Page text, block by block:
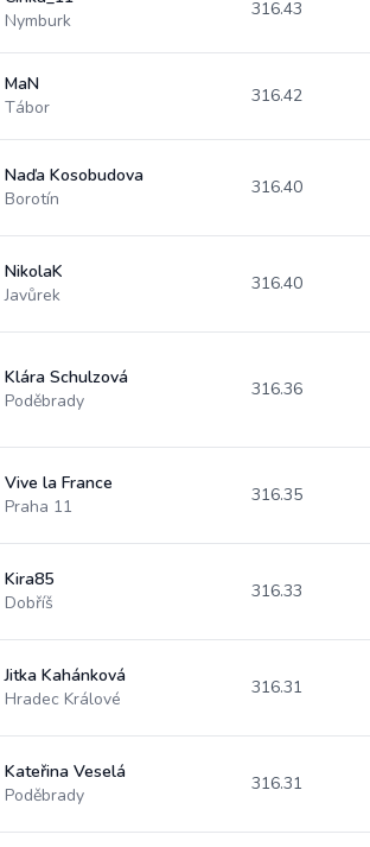
Nymburk
316.43
MaN
Tábor
316.42
Naďa Kosobudova
Borotín
316.40
NikolaK
Javůrek
316.40
Klára Schulzová
Poděbrady
316.36
Vive la France
Praha 11
316.35
Kira85
Dobříš
316.33
Jitka Kahánková
Hradec Králové
316.31
Kateřina Veselá
Poděbrady
316.31